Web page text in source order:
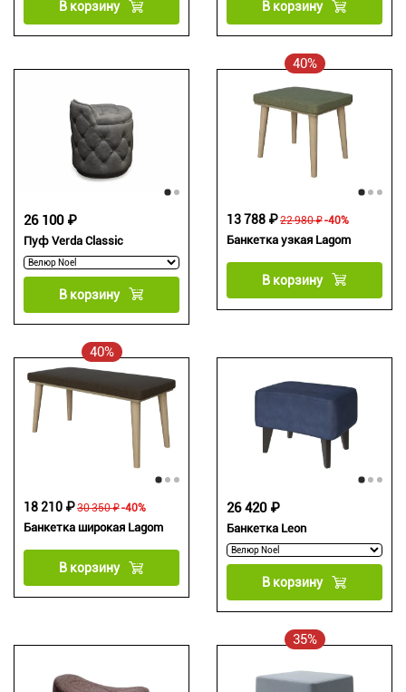
В корзину В корзину
Пуф Verda Classic
26 100 ₽
В корзину
40%
Банкетка узкая Lagom
22 980 ₽
13 788 ₽ -40%
В корзину
40%
Банкетка широкая Lagom
30 350 ₽
18 210 ₽ -40%
В корзину
Банкетка Leon
26 420 ₽
В корзину
35%